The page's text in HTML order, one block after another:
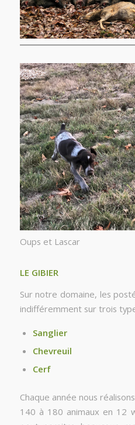
Oups et Lascar
LE GIBIER
Sur notre domaine, les
indifféremment sur trois
Sanglier
Chevreuil
Cerf
Chaque année nous
140 à 180 animaux en 12